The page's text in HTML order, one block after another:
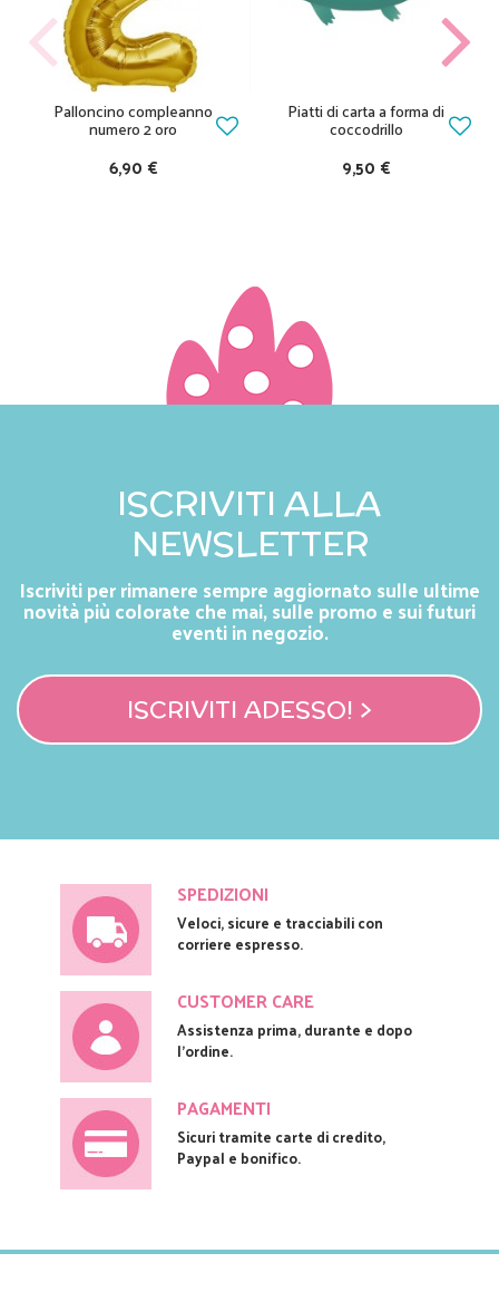
Palloncino compleanno
numero 2 oro
6,90 €
Piatti di carta a forma di
coccodrillo
9,50 €
ISCRIVITI ALLA
NEWSLETTER
Iscriviti per rimanere sempre aggiornato sulle ultime
novità più colorate che mai, sulle promo e sui futuri
eventi in negozio.
ISCRIVITI ADESSO! >
SPEDIZIONI
Veloci, sicure e tracciabili con
corriere espresso.
CUSTOMER CARE
Assistenza prima, durante e dopo
l'ordine.
PAGAMENTI
Sicuri tramite carte di credito,
Paypal e bonifico.